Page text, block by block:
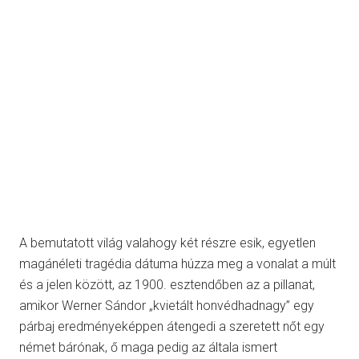
A bemutatott világ valahogy két részre esik, egyetlen
magánéleti tragédia dátuma húzza meg a vonalat a múlt
és a jelen között, az 1900. esztendőben az a pillanat,
amikor Werner Sándor „kvietált honvédhadnagy” egy
párbaj eredményeképpen átengedi a szeretett nőt egy
német bárónak, ő maga pedig az általa ismert